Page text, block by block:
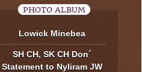
PHOTO ALBUM
Lowick Minebea
SH CH, SK CH Don´
Statement to Nyliram JW